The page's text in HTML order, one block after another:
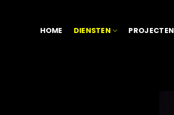
HOME DIENSTEN PROJECTEN